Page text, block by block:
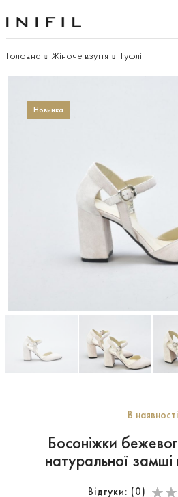
Головна Жіноче взуття Туфлі
Новинка
В наявності
Босоніжки
натуральної
Відгуки: ( 0 )